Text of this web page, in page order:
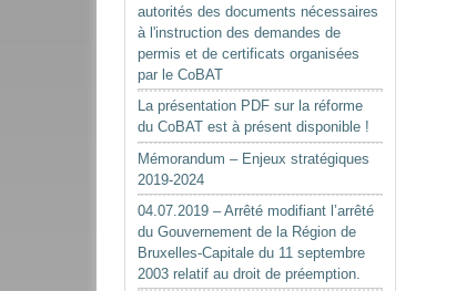
autorités des documents nécessaires
à l'instruction des demandes de
permis et de certificats organisées
par le CoBAT
La présentation PDF sur la réforme
du CoBAT est à présent disponible !
Mémorandum – Enjeux stratégiques
2019-2024
04.07.2019 – Arrêté modifiant l’arrêté
du Gouvernement de la Région de
Bruxelles-Capitale du 11 septembre
2003 relatif au droit de préemption.